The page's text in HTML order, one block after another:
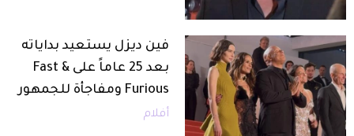
فين ديزل يستعيد بداياته
بعد 25 عاماً على Fast &
Furious ومفاجأة للجمهور
أفلام